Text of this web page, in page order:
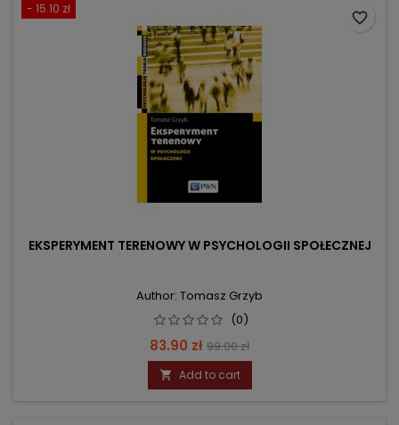
- 15.10 zł
EKSPERYMENT TERENOWY W PSYCHOLOGII SPOŁECZNEJ
Author: Tomasz Grzyb
(0)
Price
83.90 zł Regular
price
99.00 zł
 Add to cart
favorite_border